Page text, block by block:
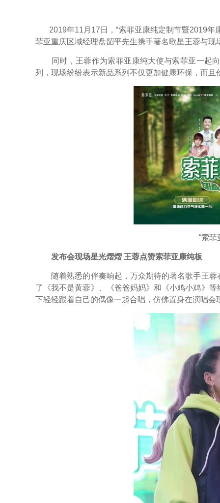
2019年11月17日，“索菲亚康纯定制节暨2019年
菲亚重庆区域经理盘韶平先生携手著名歌星王蓉与
同时，王蓉作为索菲亚康纯大使与索菲亚一起
列，现场纷纷表示新品系列不仅更加健康环保，而
“索菲亚
发布会现场星光熠熠 王蓉点赞索菲亚康纯板
随着熟悉的伴奏响起，万众期待的著名歌手王蓉
了《我不是黄蓉》、《爸爸妈妈》和《小鸡小鸡》
下轻轻跟着自己的偶像一起合唱，仿佛置身在演唱会